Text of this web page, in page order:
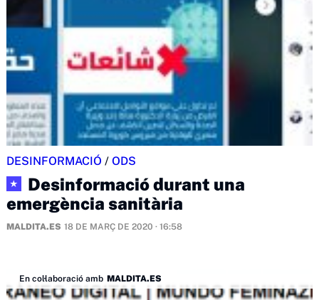
DESINFORMACIÓ / ODS
★
Desinformació durant una
emergència sanitària
MALDITA.ES 18 DE MARÇ DE 2020 · 16:58
En col·laboració amb MALDITA.ES